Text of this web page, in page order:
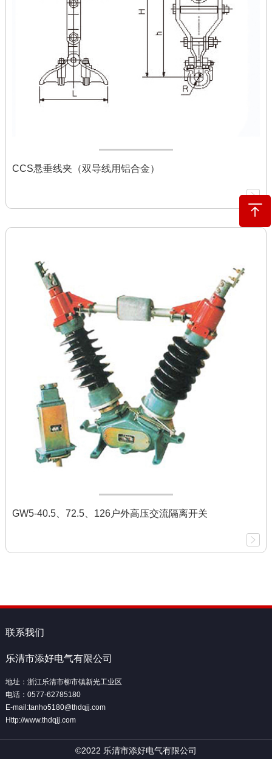
CCS悬垂线夹（双导线用铝合金）
GW5-40.5、72.5、126户外高压交流隔离开关
联系我们
乐清市添好电气有限公司
地址：浙江乐清市柳市镇新光工业区
电话：0577-62785180
E-mail:tanho5180@thdqjj.com
Http://www.thdqjj.com
©2022 乐清市添好电气有限公司